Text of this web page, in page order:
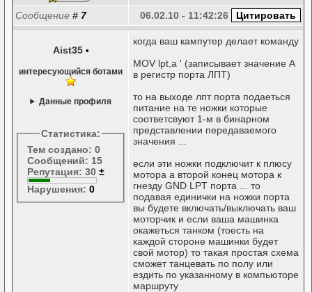
Сообщение # 7 06.02.10 - 11:42:26
Aist35 •
интересующийся ботами
Данные профиля
Статистика:
Тем создано: 0
Сообщений: 15
Репутация: 30 ±
Нарушения: 0
когда ваш кампутер делает команду
MOV lpt,a ' (записывает значение А
в регистр порта ЛПТ)
то на выходе лпт порта подаеться
питание на те ножки которые
соответсвуют 1-м в бинарном
представлении передаваемого
значения ...
если эти ножки подключит к плюсу
мотора а второй конец мотора к
гнезду GND LPT порта ... то
подавая единички на ножки порта
вы будете включать/выключать ваш
моторчик и если ваша машинка
окажеться танком (тоесть на
каждой стороне машинки будет
свой мотор) то такая простая схема
сможет танцевать по полу или
ездить по указанному в компьюторе
маршруту